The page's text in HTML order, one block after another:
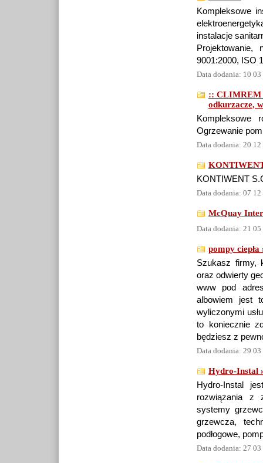
Kompleksowe
instalacje
Projektowanie,
9001:2000, ISO
Data dodania: 10
:: CLIMREM
odkurzacze,
Kompleksowe
Ogrzewanie
Data dodania: 20
KONTIWENT
Data dodania: 07
McQuay
Data dodania: 21
pompy ciepła
Szukasz firmy,
oraz odwierty
www pod
albowiem jest
wyliczonymi
to koniecznie
będziesz z
Data dodania: 29
Hydro-Instal
Hydro-Instal
rozwiązania z
systemy
grzewcza,
podłogowe,
Data dodania: 27